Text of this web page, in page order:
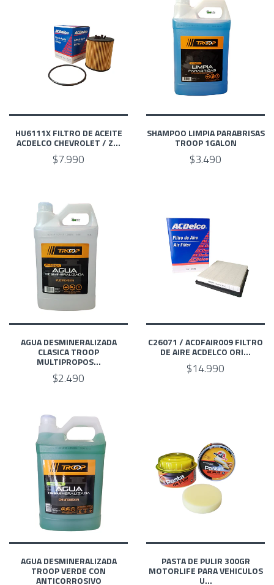
HU6111X FILTRO DE ACEITE
ACDELCO CHEVROLET / Z...
$7.990
SHAMPOO LIMPIA PARABRISAS
TROOP 1GALON
$3.490
AGUA DESMINERALIZADA
CLASICA TROOP
MULTIPROPOS...
$2.490
C26071 / ACDFAIR009 FILTRO
DE AIRE ACDELCO ORI...
$14.990
AGUA DESMINERALIZADA
TROOP VERDE CON
ANTICORROSIVO
PASTA DE PULIR 300GR
MOTORLIFE PARA VEHICULOS
U...